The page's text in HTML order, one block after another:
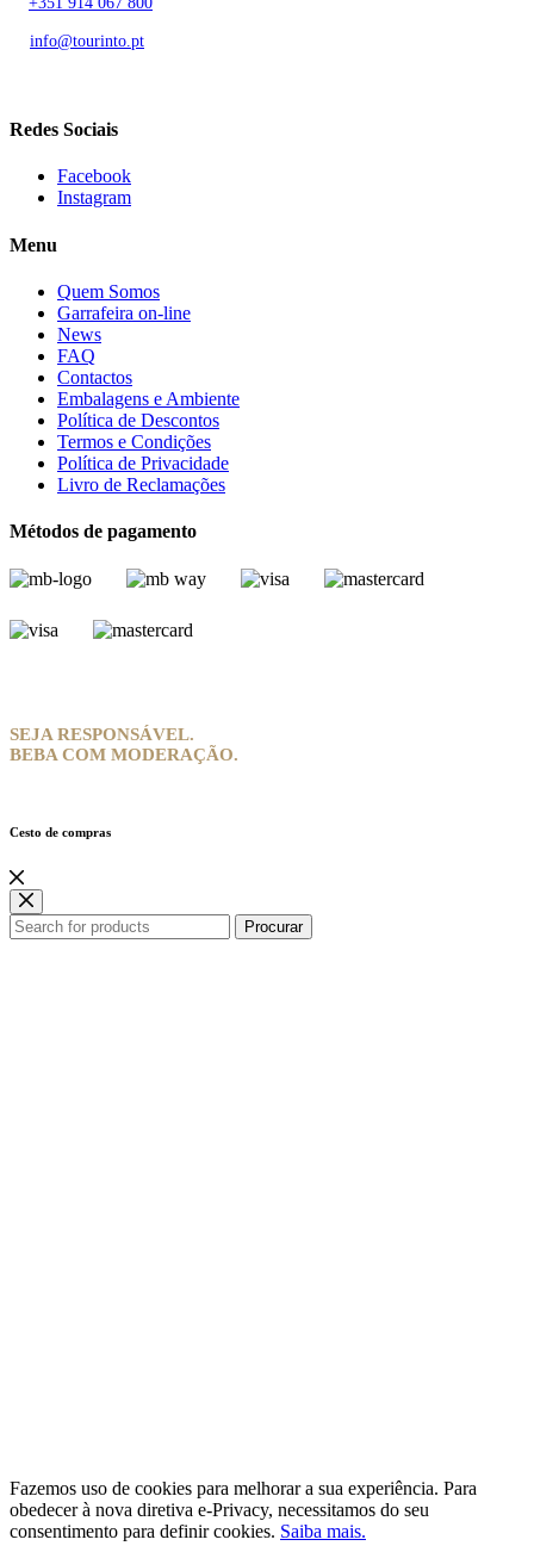
info@tourinto.pt
Redes Sociais
Facebook
Instagram
Menu
Quem Somos
Garrafeira on-line
News
FAQ
Contactos
Embalagens e Ambiente
Política de Descontos
Termos e Condições
Política de Privacidade
Livro de Reclamações
Métodos de pagamento
SEJA RESPONSÁVEL.
BEBA COM MODERAÇÃO.
Cesto de compras
Procurar
Fazemos uso de cookies para melhorar a sua experiência. Para
obedecer à nova diretiva e-Privacy, necessitamos do seu
consentimento para definir cookies. Saiba mais.